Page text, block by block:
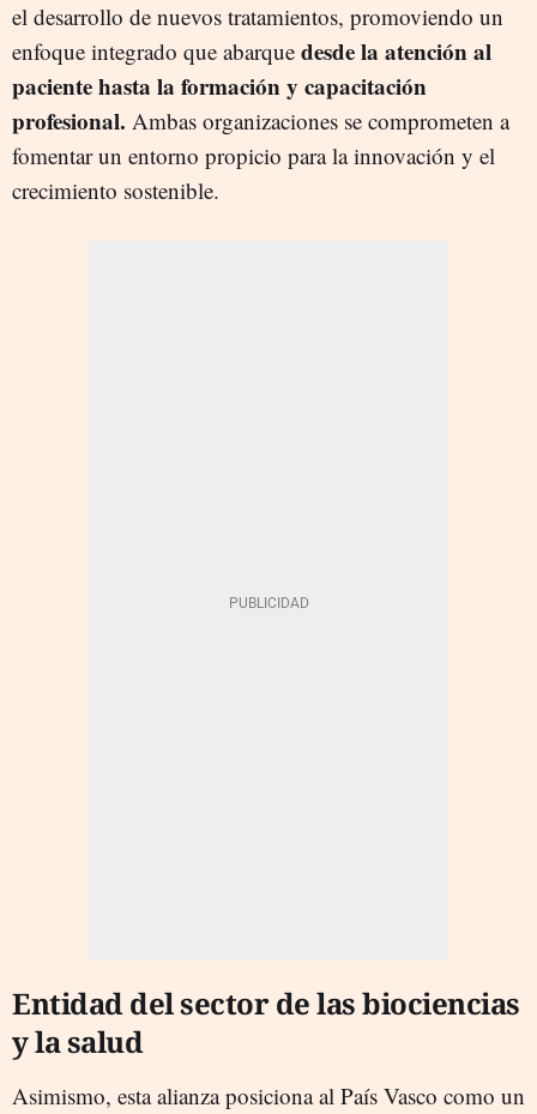
el desarrollo de nuevos tratamientos, promoviendo un
enfoque integrado que abarque desde la atención al
paciente hasta la formación y capacitación
profesional. Ambas organizaciones se comprometen a
fomentar un entorno propicio para la innovación y el
crecimiento sostenible.
Entidad del sector de las biociencias
y la salud
Asimismo, esta alianza posiciona al País Vasco como un